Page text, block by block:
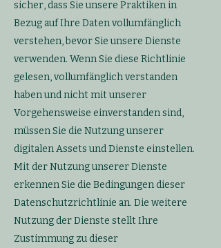
sicher, dass Sie unsere Praktiken in
Bezug auf Ihre Daten vollumfänglich
verstehen, bevor Sie unsere Dienste
verwenden. Wenn Sie diese Richtlinie
gelesen, vollumfänglich verstanden
haben und nicht mit unserer
Vorgehensweise einverstanden sind,
müssen Sie die Nutzung unserer
digitalen Assets und Dienste einstellen.
Mit der Nutzung unserer Dienste
erkennen Sie die Bedingungen dieser
Datenschutzrichtlinie an. Die weitere
Nutzung der Dienste stellt Ihre
Zustimmung zu dieser